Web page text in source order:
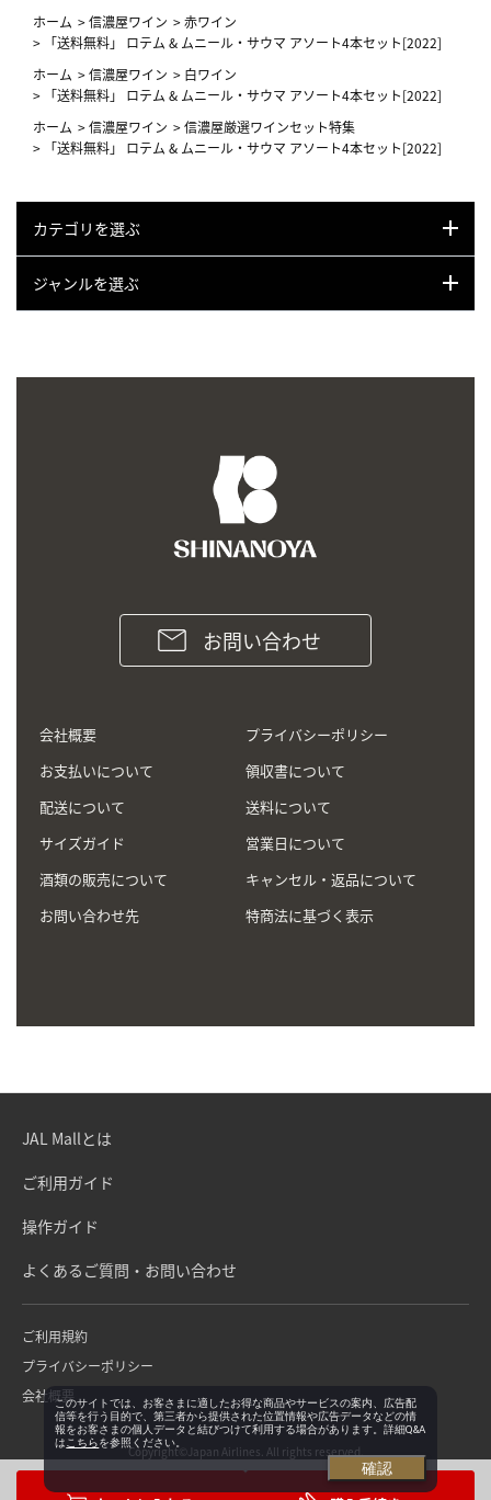
ホーム >信濃屋ワイン >赤ワイン
> 「送料無料」 ロテム & ムニール・サウマ アソート4本セット[2022]
ホーム >信濃屋ワイン > 白ワイン
> 「送料無料」 ロテム & ムニール・サウマ アソート4本セット[2022]
ホーム >信濃屋ワイン >信濃屋厳選ワインセット特集
> 「送料無料」 ロテム & ムニール・サウマ アソート4本セット[2022]
カテゴリを選ぶ
ジャンルを選ぶ
お問い合わせ
会社概要
プライバシーポリシー
お支払いについて
領収書について
配送について
送料について
サイズガイド
営業日について
酒類の販売について
キャンセル・返品について
お問い合わせ先
特商法に基づく表示
JAL Mallとは
ご利用ガイド
操作ガイド
よくあるご質問・お問い合わせ
ご利用規約
プライバシーポリシー
会社概要
Copyright©Japan Airlines. All rights reserved.
このサイトでは、お客さまに適したお得な商品やサービスの案内、広告配
信等を行う目的で、第三者から提供された位置情報や広告データなどの情
報をお客さまの個人データと結びつけて利用する場合があります。詳細Q&A
は こちらを参照ください。
確認